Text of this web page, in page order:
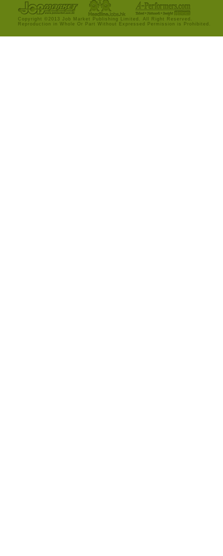
Copyright ©2013 Job Market Publishing Limited. All Right Reserved.
Reproduction in Whole Or Part Without Expressed Permission is Prohibited.